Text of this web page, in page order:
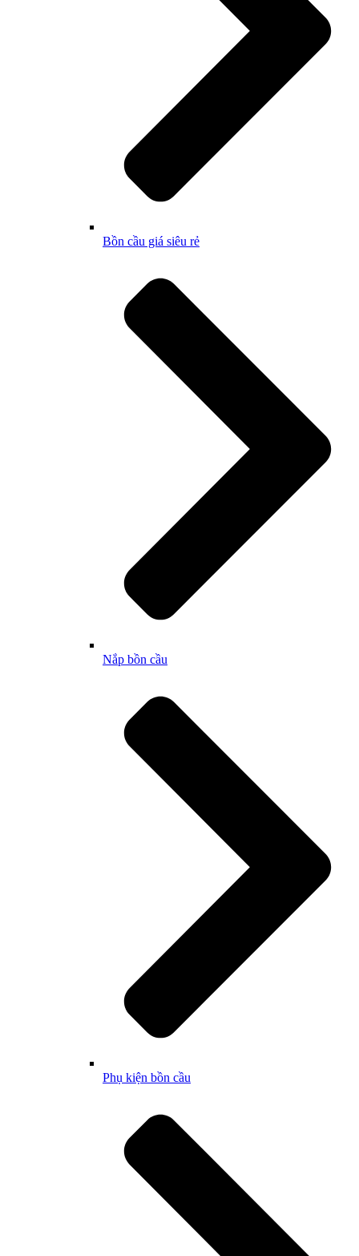
Bồn cầu giá siêu rẻ
Nắp bồn cầu
Phụ kiện bồn cầu